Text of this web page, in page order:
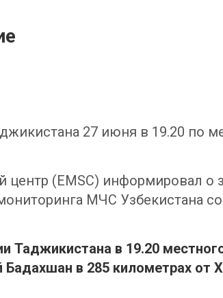
27 июня в 19.20 по
(EMSC) информировал о
МЧС Узбекистана
Таджикистана в 19.20
в 285 километрах от